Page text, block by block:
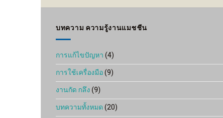
through
บทความ ความรู้งานแมชชีน
การแก้ไขปัญหา(4)
การใช้เครื่องมือ(9)
งานกัด กลึง(9)
บทความทั้งหมด(20)